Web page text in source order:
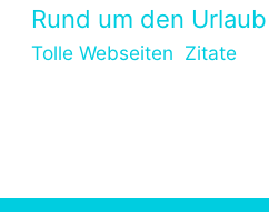
Rund um den Urlaub
Tolle Webseiten Zitate